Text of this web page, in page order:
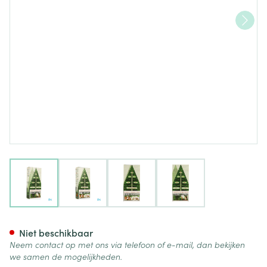
View larger imageView larger imageView larger imageView larger image
Niet beschikbaar
Neem contact op met ons via telefoon of e-mail, dan bekijken
we samen de mogelijkheden.